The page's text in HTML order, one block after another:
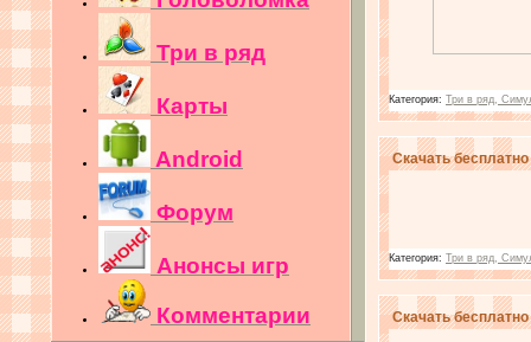
Три в ряд
Карты
Android
Форум
Анонсы игр
Комментарии
Категория: Три в ряд,
Скачать
Категория: Три в ряд,
Скачать